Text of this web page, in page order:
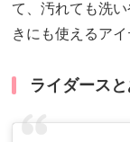
て、汚れても洗
きにも使えるアイ
ライダース